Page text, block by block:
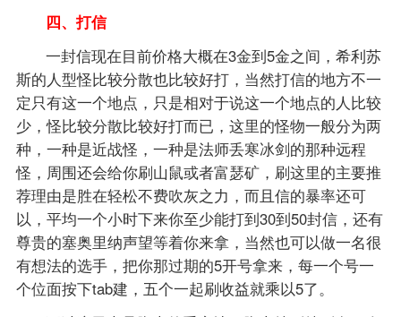
四、打信
一封信现在目前价格大概在3金到5金之间，希利苏
斯的人型怪比较分散也比较好打，当然打信的地方不一
定只有这一个地点，只是相对于说这一个地点的人比较
少，怪比较分散比较好打而已，这里的怪物一般分为两
种，一种是近战怪，一种是法师丢寒冰剑的那种远程
怪，周围还会给你刷山鼠或者富瑟矿，刷这里的主要推
荐理由是胜在轻松不费吹灰之力，而且信的暴率还可
以，平均一个小时下来你至少能打到30到50封信，还有
尊贵的塞奥里纳声望等着你来拿，当然也可以做一名很
有想法的选手，把你那过期的5开号拿来，每一个号一
个位面按下tab建，五个一起刷收益就乘以5了。